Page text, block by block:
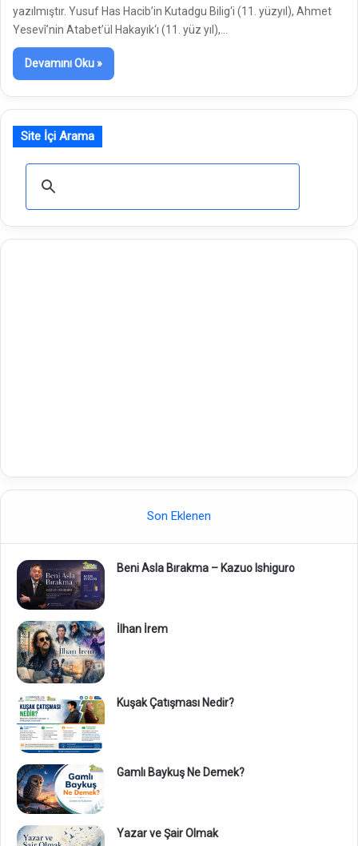
yazılmıştır. Yusuf Has Hacib’in Kutadgu Bilig‘i (11. yüzyıl), Ahmet
Yesevî’nin Atabet’ül Hakayık‘ı (11. yüz yıl),…
Devamını Oku »
Site İçi Arama
Son Eklenen
Beni Asla Bırakma – Kazuo Ishiguro
İlhan İrem
Kuşak Çatışması Nedir?
Gamlı Baykuş Ne Demek?
Yazar ve Şair Olmak